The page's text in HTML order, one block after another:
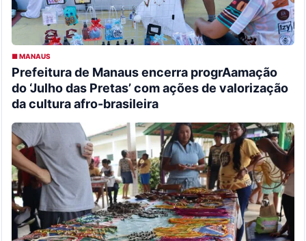
■ MANAUS
Prefeitura de Manaus encerra progrAamação
do ‘Julho das Pretas’ com ações de valorização
da cultura afro-brasileira